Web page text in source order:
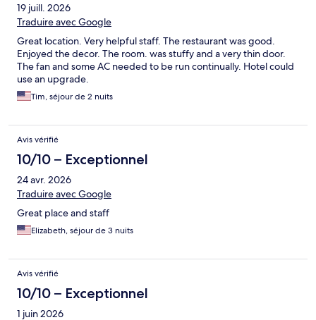
19 juill. 2026
Traduire avec Google
Great location. Very helpful staff. The restaurant was good.
Enjoyed the decor. The room. was stuffy and a very thin door.
The fan and some AC needed to be run continually. Hotel could
use an upgrade.
Tim, séjour de 2 nuits
Avis vérifié
10/10 – Exceptionnel
24 avr. 2026
Traduire avec Google
Great place and staff
Elizabeth, séjour de 3 nuits
Avis vérifié
10/10 – Exceptionnel
1 juin 2026